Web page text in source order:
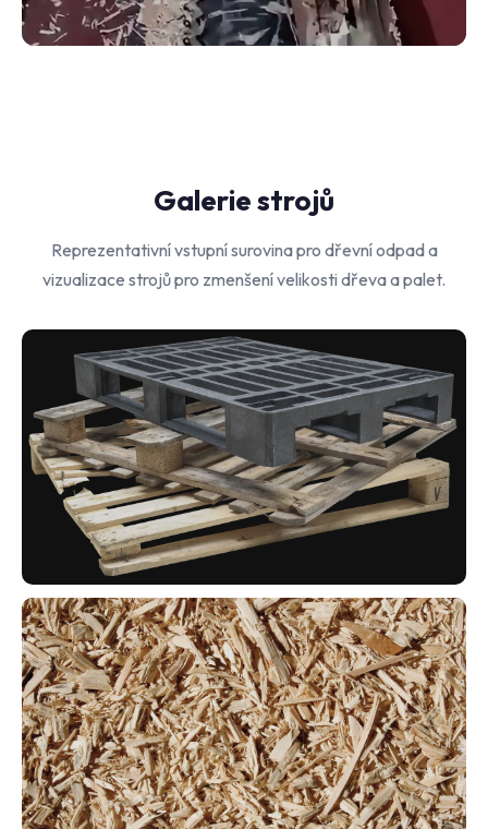
Galerie strojů
Reprezentativní vstupní surovina pro dřevní odpad a
vizualizace strojů pro zmenšení velikosti dřeva a palet.